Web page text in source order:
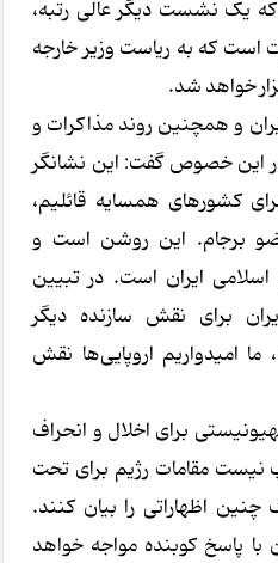
یک نشست دیگر عالی رتبه،
است که به ریاست وزیر خارجه
خواهد شد.
ایران و همچنین روند مذاکرات و
این خصوص گفت: این نشانگر
کشورهای همسایه قائلیم،
برجام. این روشن است و
ایران است. در تبیین
برای نقش سازنده دیگر
امیدواریم اروپایی‌ها نقش
برای اخلال و انحراف
مقامات رژیم برای تحت
چنین اظهاراتی را بیان کنند.
با پاسخ کوبنده مواجه خواهد